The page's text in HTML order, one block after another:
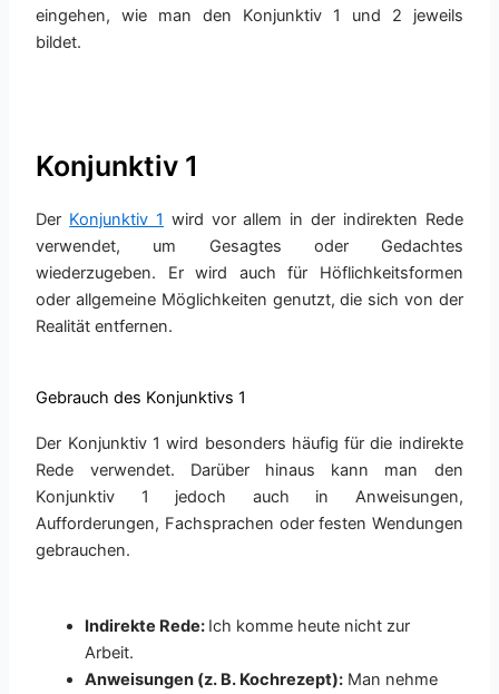
eingehen, wie man den Konjunktiv 1 und 2 jeweils
bildet.
Konjunktiv 1
Der Konjunktiv 1 wird vor allem in der indirekten Rede
verwendet, um Gesagtes oder Gedachtes
wiederzugeben. Er wird auch für Höflichkeitsformen
oder allgemeine Möglichkeiten genutzt, die sich von der
Realität entfernen.
Gebrauch des Konjunktivs 1
Der Konjunktiv 1 wird besonders häufig für die indirekte
Rede verwendet. Darüber hinaus kann man den
Konjunktiv 1 jedoch auch in Anweisungen,
Aufforderungen, Fachsprachen oder festen Wendungen
gebrauchen.
Indirekte Rede: Ich komme heute nicht zur
Arbeit.
Anweisungen (z. B. Kochrezept): Man nehme